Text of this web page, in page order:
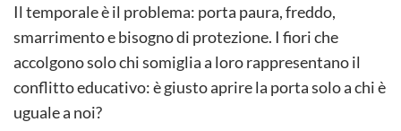
Il temporale è il problema: porta paura, freddo,
smarrimento e bisogno di protezione. I fiori che
accolgono solo chi somiglia a loro rappresentano il
conflitto educativo: è giusto aprire la porta solo a chi è
uguale a noi?